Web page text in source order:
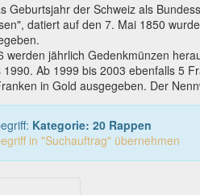
Geburtsjahr der Schweiz als
datiert auf den 7. Mai 1850
werden jährlich Gedenkmünzen
1990. Ab 1999 bis 2003 ebenfalls 5
in Gold ausgegeben. Der
Kategorie: 20 Rappen
in "Suchauftrag" übernehmen